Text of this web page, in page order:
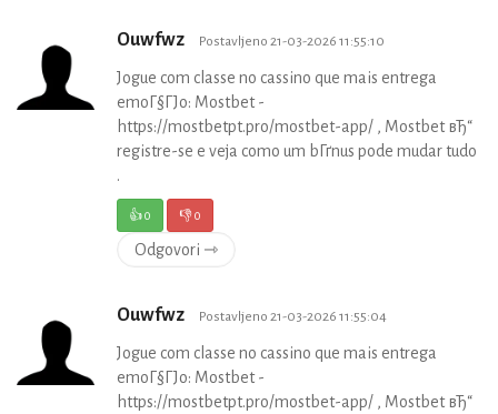
Ouwfwz Postavljeno 21-03-2026 11:55:10
Jogue com classe no cassino que mais entrega
emoГ§ГЈo: Mostbet -
https://mostbetpt.pro/mostbet-app/ , Mostbet вЂ“
registre-se e veja como um bГґnus pode mudar tudo
.
👍0 👎0
Odgovori ⇾
Ouwfwz Postavljeno 21-03-2026 11:55:04
Jogue com classe no cassino que mais entrega
emoГ§ГЈo: Mostbet -
https://mostbetpt.pro/mostbet-app/ , Mostbet вЂ“